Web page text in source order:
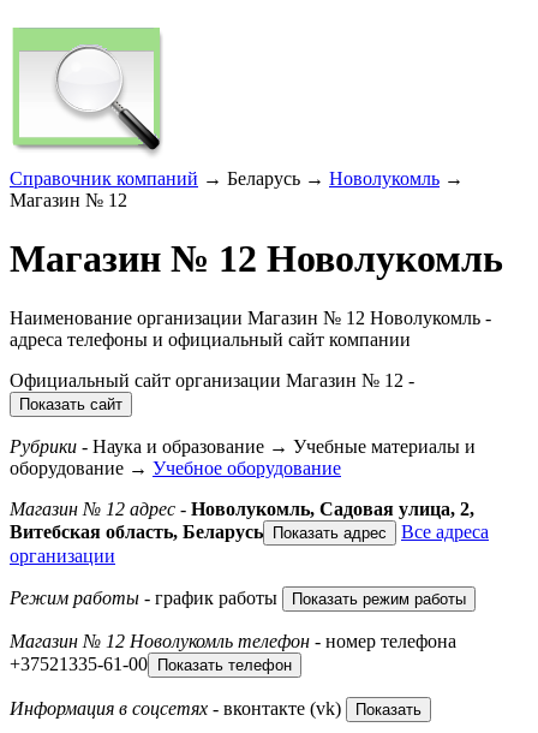
Справочник компаний → Беларусь → Новолукомль →
Магазин № 12
Магазин № 12 Новолукомль
Наименование организации Магазин № 12 Новолукомль -
адреса телефоны и официальный сайт компании
Официальный сайт организации Магазин № 12 -
Показать сайт
Рубрики - Наука и образование → Учебные материалы и
оборудование → Учебное оборудование
Магазин № 12 адрес - Новолукомль, Садовая улица, 2,
Витебская область, Беларусь
Показать адрес
Все адреса
организации
Режим работы - график работы Показать режим работы
Магазин № 12 Новолукомль телефон - номер телефона
+37521335-61-00
Показать телефон
Информация в соцсетях - вконтакте (vk) Показать